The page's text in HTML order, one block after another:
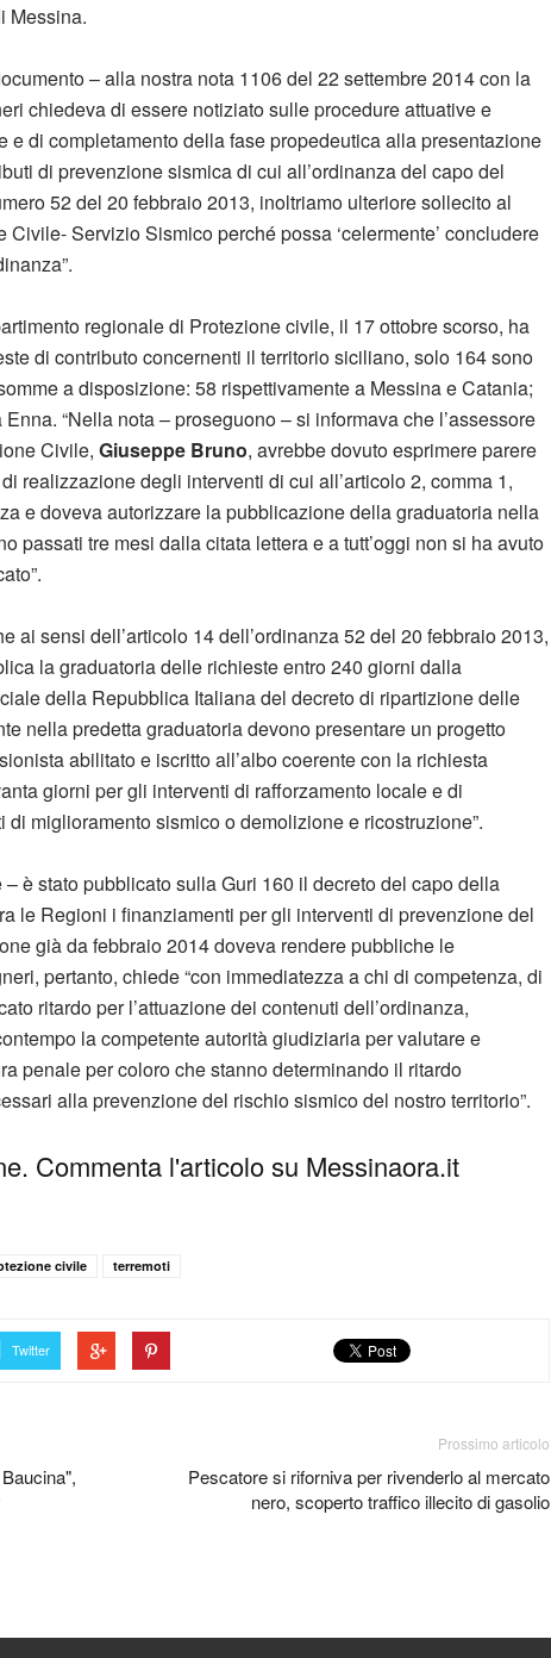
Messina.
– alla nostra nota 1106 del 22 settembre 2014 con la
chiedeva di essere notiziato sulle procedure attuative e
e di completamento della fase propedeutica alla presentazione
di prevenzione sismica di cui all’ordinanza del capo del
52 del 20 febbraio 2013, inoltriamo ulteriore sollecito al
Servizio Sismico perché possa ‘celermente’ concludere
regionale di Protezione civile, il 17 ottobre scorso, ha
di contributo concernenti il territorio siciliano, solo 164 sono
a disposizione: 58 rispettivamente a Messina e Catania;
“Nella nota – proseguono – si informava che l’assessore
Civile, Giuseppe Bruno, avrebbe dovuto esprimere parere
realizzazione degli interventi di cui all’articolo 2, comma 1,
e doveva autorizzare la pubblicazione della graduatoria nella
passati tre mesi dalla citata lettera e a tutt’oggi non si ha avuto
ai sensi dell’articolo 14 dell’ordinanza 52 del 20 febbraio 2013,
la graduatoria delle richieste entro 240 giorni dalla
della Repubblica Italiana del decreto di ripartizione delle
nella predetta graduatoria devono presentare un progetto
abilitato e iscritto all’albo coerente con la richiesta
giorni per gli interventi di rafforzamento locale e di
miglioramento sismico o demolizione e ricostruzione”.
è stato pubblicato sulla Guri 160 il decreto del capo della
le Regioni i finanziamenti per gli interventi di prevenzione del
già da febbraio 2014 doveva rendere pubbliche le
pertanto, chiede “con immediatezza a chi di competenza, di
ritardo per l’attuazione dei contenuti dell’ordinanza,
la competente autorità giudiziaria per valutare e
penale per coloro che stanno determinando il ritardo
alla prevenzione del rischio sismico del nostro territorio”.
Commenta l'articolo su Messinaora.it
civile terremoti
Twitter
Prossimo articolo
Pescatore si riforniva per rivenderlo al mercato
nero, scoperto traffico illecito di gasolio